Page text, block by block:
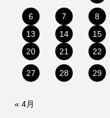
6 7 8
13
14 15
20
21 22
27 28 29
« 4月